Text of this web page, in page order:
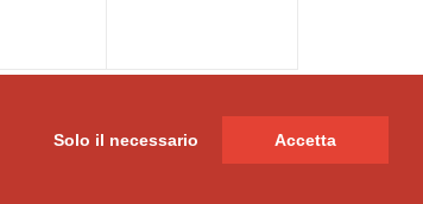
Solo il necessario Accetta
Solo il necessario Accetta